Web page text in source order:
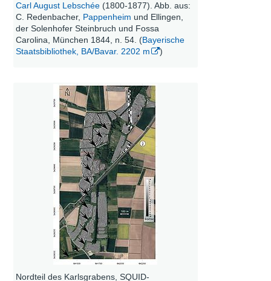
Carl August Lebschée(1800-1877). Abb. aus:
C. Redenbacher, Pappenheim und Ellingen,
der Solenhofer Steinbruch und Fossa
Carolina, München 1844, n. 54. (Bayerische
Staatsbibliothek, BA/Bavar. 2202 m
)
Nordteil des Karlsgrabens, SQUID-